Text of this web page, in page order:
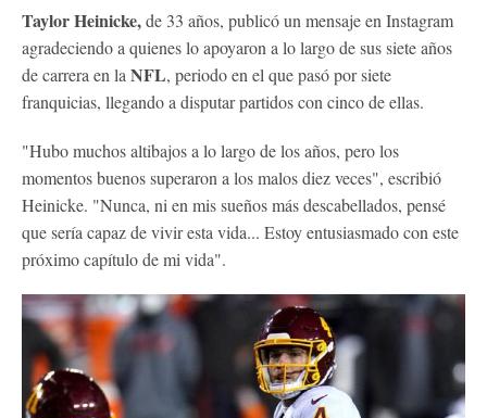
Taylor Heinicke,de 33 años, publicó un mensaje en Instagram
agradeciendo a quienes lo apoyaron a lo largo de sus siete años
de carrera en la NFL, periodo en el que pasó por siete
franquicias, llegando a disputar partidos con cinco de ellas.
"Hubo muchos altibajos a lo largo de los años, pero los
momentos buenos superaron a los malos diez veces", escribió
Heinicke. "Nunca, ni en mis sueños más descabellados, pensé
que sería capaz de vivir esta vida... Estoy entusiasmado con este
próximo capítulo de mi vida".